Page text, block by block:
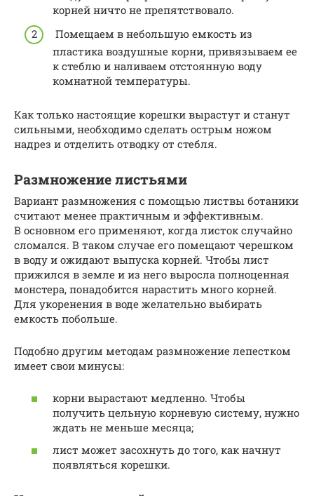
корней ничто не препятствовало.
Помещаем в небольшую емкость из
пластика воздушные корни, привязываем ее
к стеблю и наливаем отстоянную воду
комнатной температуры.
Как только настоящие корешки вырастут и станут
сильными, необходимо сделать острым ножом
надрез и отделить отводку от стебля.
Размножение листьями
Вариант размножения с помощью листвы ботаники
считают менее практичным и эффективным.
В основном его применяют, когда листок случайно
сломался. В таком случае его помещают черешком
в воду и ожидают выпуска корней. Чтобы лист
прижился в земле и из него выросла полноценная
монстера, понадобится нарастить много корней.
Для укоренения в воде желательно выбирать
емкость побольше.
Подобно другим методам размножение лепестком
имеет свои минусы:
корни вырастают медленно. Чтобы
получить цельную корневую систему, нужно
ждать не меньше месяца;
лист может засохнуть до того, как начнут
появляться корешки.